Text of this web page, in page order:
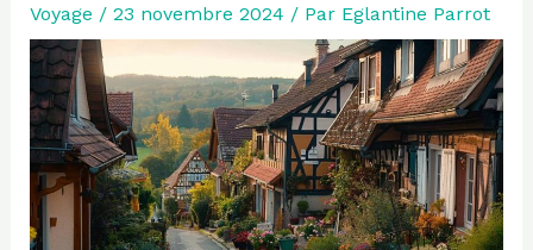
Voyage / 23 novembre 2024 / Par Eglantine Parrot